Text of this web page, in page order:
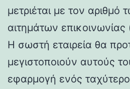
μετριέται με τον αριθμό
αιτημάτων επικοινωνίας
Η σωστή εταιρεία θα
μεγιστοποιούν αυτούς
εφαρμογή ενός